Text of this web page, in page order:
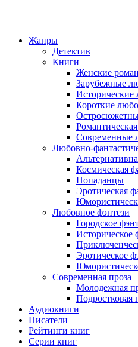
Жанры
Детектив
Книги
Женские
Зарубежные
Короткие
Современные
Любовно-
Космическая
Попаданцы
Эротическая
Любовное фэнтези
Городское
Историческое
Эротическое
Современная проза
Молодежная
Подростковая
Аудиокниги
Писатели
Рейтинги книг
Серии книг